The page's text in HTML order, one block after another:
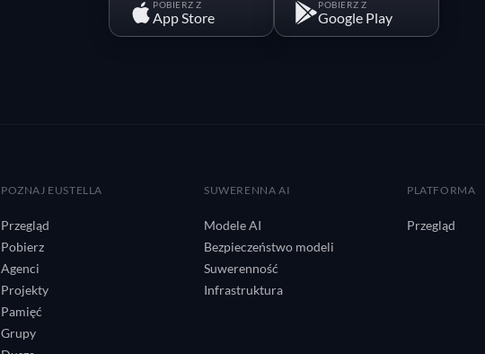
POBIERZ Z
App Store
POBIERZ Z
Google Play
POZNAJ EUSTELLA
Przegląd
Pobierz
Agenci
Projekty
Pamięć
Grupy
SUWERENNA AI
Modele AI
Bezpieczeństwo modeli
Suwerenność
Infrastruktura
PLATFORMA
Przegląd